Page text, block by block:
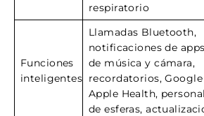
respiratorio
Funciones
inteligentes
Llamadas Bluetooth,
notificaciones de
de música y cámara,
recordatorios,
Apple Health,
de esferas,